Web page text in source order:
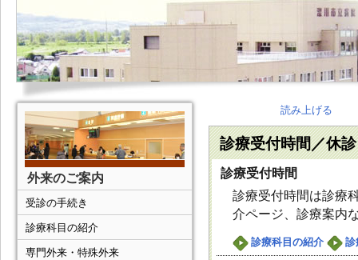
読み上げる
診療受付時間／休
診療受付時間
診療受付時間は診療
介ページ、診療案内
診療科目の紹介 診
外来のご案内
受診の手続き
診療科目の紹介
専門外来・特殊外来